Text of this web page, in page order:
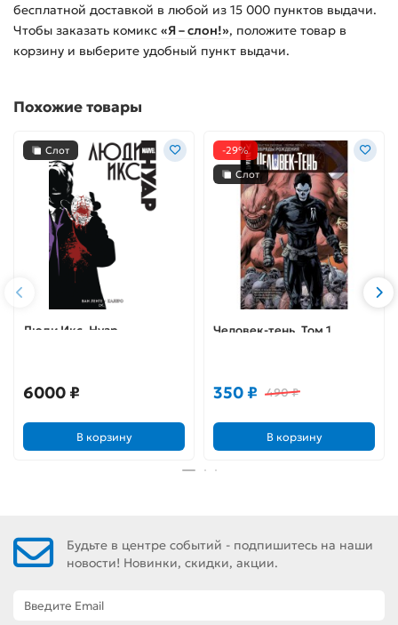
бесплатной доставкой в любой из 15 000 пунктов выдачи.
Чтобы заказать комикс «Я – слон!», положите товар в
корзину и выберите удобный пункт выдачи.
Похожие товары
Слот
Люди Икс. Нуар
6000 ₽
В корзину
-29%
Слот
Человек-тень. Том 1.
350 ₽ 490 ₽
В корзину
Будьте в центре событий - подпишитесь на наши
новости! Новинки, скидки, акции.